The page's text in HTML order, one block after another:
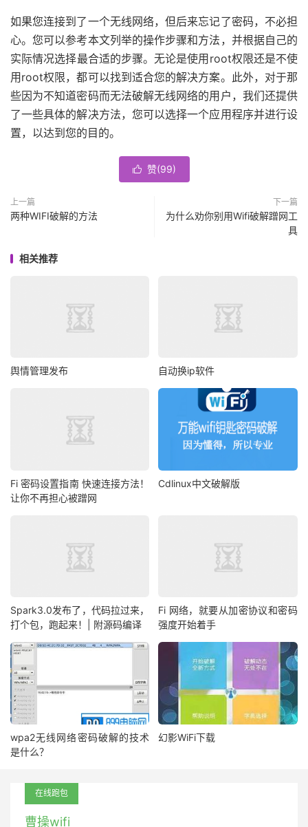
如果您连接到了一个无线网络，但后来忘记了密码，不必担
心。您可以参考本文列举的操作步骤和方法，并根据自己的
实际情况选择最合适的步骤。无论是使用root权限还是不使
用root权限，都可以找到适合您的解决方案。此外，对于那
些因为不知道密码而无法破解无线网络的用户，我们还提供
了一些具体的解决方法，您可以选择一个应用程序并进行设
置，以达到您的目的。
 赞(99)
上一篇
两种WIFI破解的方法
下一篇
为什么劝你别用Wifi破解蹭网工
具
相关推荐
舆情管理发布 自动换ip软件
Fi 密码设置指南 快速连接方法！
让你不再担心被蹭网
Cdlinux中文破解版
Spark3.0发布了，代码拉过来，
打个包，跑起来！| 附源码编译
Fi 网络，就要从加密协议和密码
强度开始着手
wpa2无线网络密码破解的技术
是什么？
幻影WiFi下载
在线跑包
曹操wifi